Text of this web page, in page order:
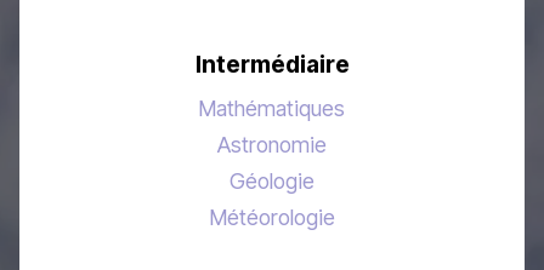
Intermédiaire
Mathématiques
Astronomie
Géologie
Météorologie